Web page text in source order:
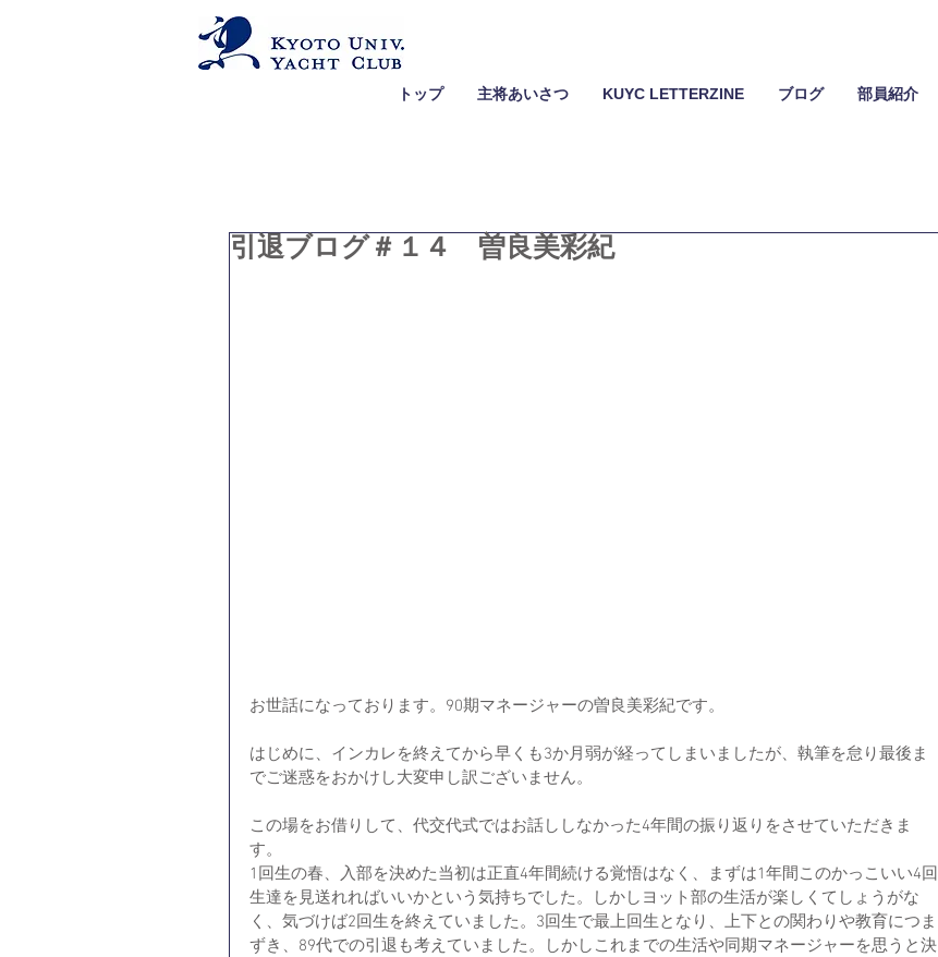
トップ 主将あいさつ KUYC LETTERZINE ブログ 部員紹介
引退ブログ＃１４ 曽良美彩紀
お世話になっております。90期マネージャーの曽良美彩紀です。
はじめに、インカレを終えてから早くも3か月弱が経ってしまいましたが、執筆を怠り最後ま
でご迷惑をおかけし大変申し訳ございません。
この場をお借りして、代交代式ではお話ししなかった4年間の振り返りをさせていただきま
す。
1回生の春、入部を決めた当初は正直4年間続ける覚悟はなく、まずは1年間このかっこいい4回
生達を見送れればいいかという気持ちでした。しかしヨット部の生活が楽しくてしょうがな
く、気づけば2回生を終えていました。3回生で最上回生となり、上下との関わりや教育につま
ずき、89代での引退も考えていました。しかしこれまでの生活や同期マネージャーを思うと決